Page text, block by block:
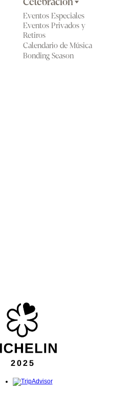
Eventos Especiales
Eventos Privados y
Retiros
Calendario de Música
Bonding Season